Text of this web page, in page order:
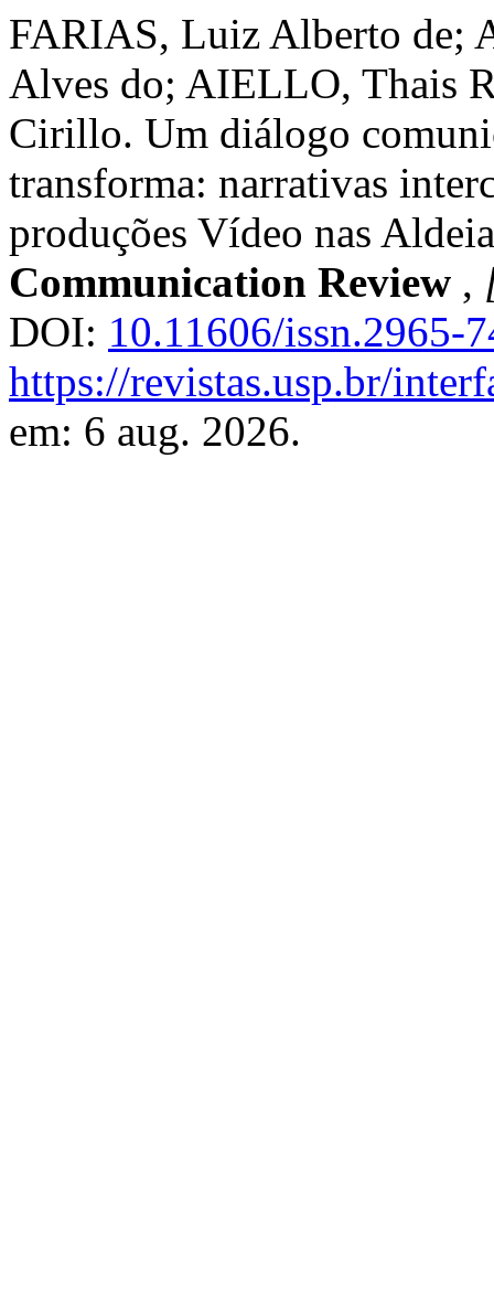
FARIAS, Luiz Alberto de;
Alves do; AIELLO, Thais
Cirillo. Um diálogo
transforma: narrativas
produções Vídeo nas
Communication Review ,
DOI: 10.11606/issn.2965-
https://revistas.usp.br/
em: 6 aug. 2026.